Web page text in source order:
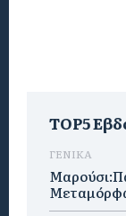
TOP5
ΓΕΝΙΚΑ